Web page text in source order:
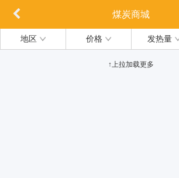
煤炭商城
地区 价格 发热量
↑上拉加载更多